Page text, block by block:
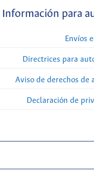
Información para
Envíos
Directrices para
Aviso de derechos de
Declaración de